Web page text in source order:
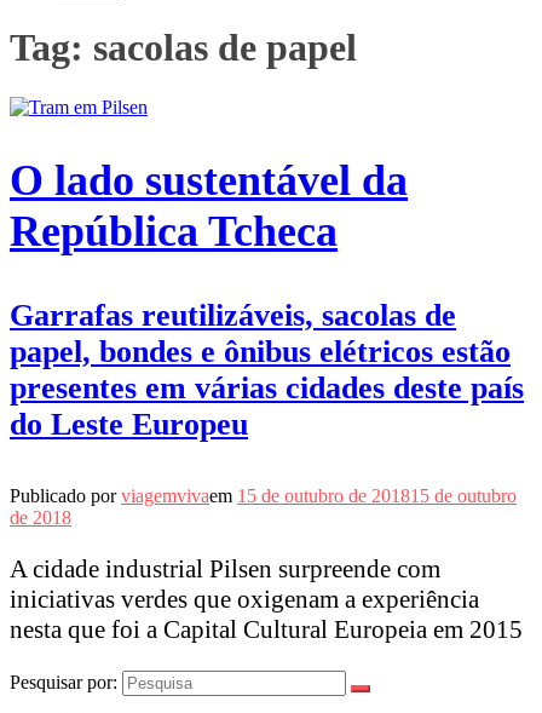
Tag: sacolas de papel
O lado sustentável da
República Tcheca
Garrafas reutilizáveis, sacolas de
papel, bondes e ônibus elétricos estão
presentes em várias cidades deste país
do Leste Europeu
Publicado porviagemvivaem 15 de outubro de 201815 de outubro
de 2018
A cidade industrial Pilsen surpreende com
iniciativas verdes que oxigenam a experiência
nesta que foi a Capital Cultural Europeia em 2015
Pesquisar por: